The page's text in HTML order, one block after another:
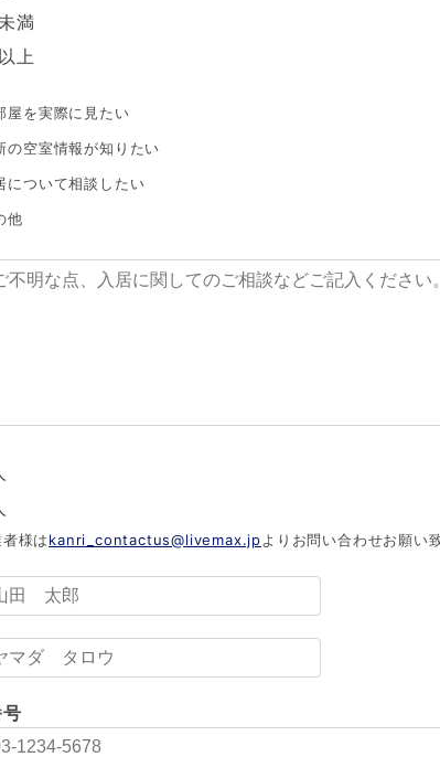
満
上
屋を実際に見たい
の空室情報が知りたい
について相談したい
他
様はkanri_contactus@livemax.jpよりお問い合わせお願い